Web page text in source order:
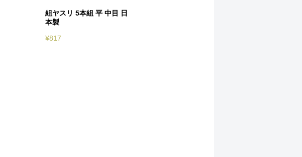
組ヤスリ 5本組 平 中目 日
本製
¥817